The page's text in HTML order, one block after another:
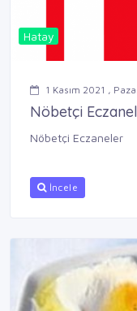
Hatay
1 Kasım 2021 ,
Nöbetçi
Nöbetçi Eczaneler
İncele